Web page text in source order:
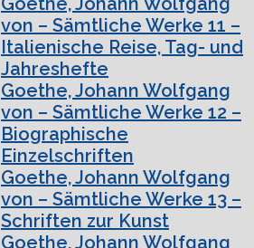
von – Sämtliche Werke 11 –
Italienische Reise, Tag- und
Jahreshefte
Goethe, Johann Wolfgang
von – Sämtliche Werke 12 –
Biographische
Einzelschriften
Goethe, Johann Wolfgang
von – Sämtliche Werke 13 –
Schriften zur Kunst
Goethe, Johann Wolfgang